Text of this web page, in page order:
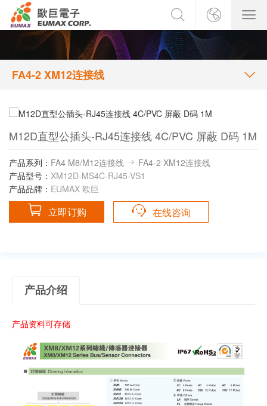
FA4-2 XM12连接线
M12D直型公插头-RJ45连接线 4C/PVC 屏蔽 D码 1M
产品系列： FA4 M8/M12连接线
FA4-2 XM12连接线
产品型号： XM12D-MS4C-RJ45-VS1
产品品牌： EUMAX 欧巨
立即订购 在线咨询
产品介绍
产品资料可存储